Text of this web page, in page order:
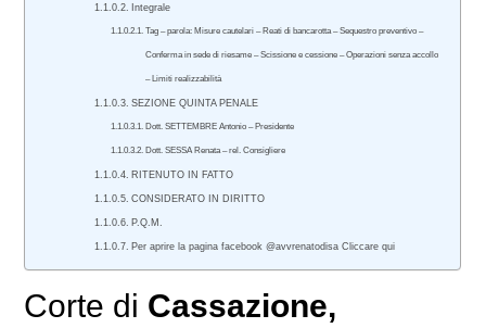
Integrale
Tag – parola: Misure cautelari – Reati di bancarotta – Sequestro preventivo –
Conferma in sede di riesame – Scissione e cessione – Operazioni senza accollo
– Limiti realizzabilità
SEZIONE QUINTA PENALE
Dott. SETTEMBRE Antonio – Presidente
Dott. SESSA Renata – rel. Consigliere
RITENUTO IN FATTO
CONSIDERATO IN DIRITTO
P.Q.M.
Per aprire la pagina facebook @avvrenatodisa Cliccare qui
Corte di Cassazione,